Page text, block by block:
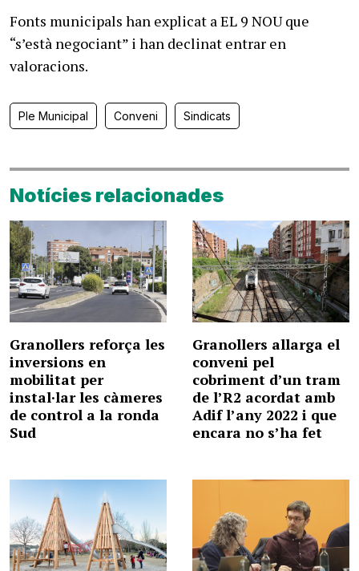
Fonts municipals han explicat a EL 9 NOU que
“s’està negociant” i han declinat entrar en
valoracions.
Ple Municipal Conveni Sindicats
Notícies relacionades
Granollers reforça les
inversions en
mobilitat per
instal·lar les càmeres
de control a la ronda
Sud
Granollers allarga el
conveni pel
cobriment d’un tram
de l’R2 acordat amb
Adif l’any 2022 i que
encara no s’ha fet